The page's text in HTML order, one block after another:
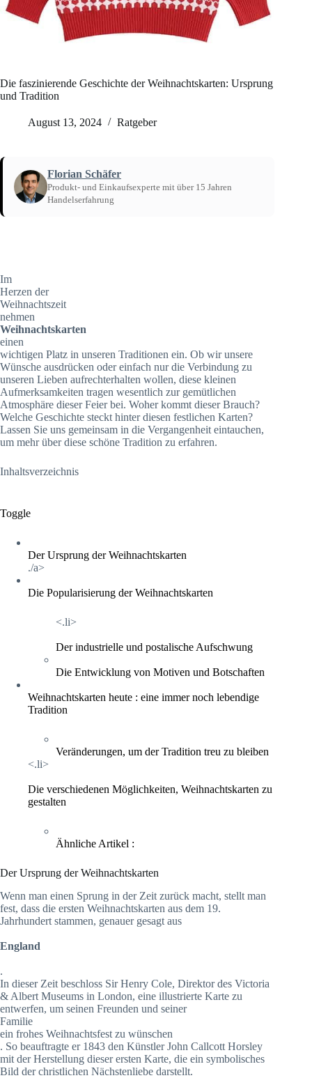
Die faszinierende Geschichte der Weihnachtskarten: Ursprung
und Tradition
August 13, 2024 Ratgeber
Florian Schäfer
Produkt- und Einkaufsexperte mit über 15 Jahren
Handelserfahrung
Im
Herzen der
Weihnachtszeit
nehmen
Weihnachtskarten
einen
wichtigen Platz in unseren Traditionen ein. Ob wir unsere
Wünsche ausdrücken oder einfach nur die Verbindung zu
unseren Lieben aufrechterhalten wollen, diese kleinen
Aufmerksamkeiten tragen wesentlich zur gemütlichen
Atmosphäre dieser Feier bei. Woher kommt dieser Brauch?
Welche Geschichte steckt hinter diesen festlichen Karten?
Lassen Sie uns gemeinsam in die Vergangenheit eintauchen,
um mehr über diese schöne Tradition zu erfahren.
Inhaltsverzeichnis
Toggle
Der Ursprung der Weihnachtskarten
./a>
Die Popularisierung der Weihnachtskarten
<.li>
Der industrielle und postalische Aufschwung
Die Entwicklung von Motiven und Botschaften
Weihnachtskarten heute : eine immer noch lebendige
Tradition
Veränderungen, um der Tradition treu zu bleiben
<.li>
Die verschiedenen Möglichkeiten, Weihnachtskarten zu
gestalten
Ähnliche Artikel :
Der Ursprung der Weihnachtskarten
Wenn man einen Sprung in der Zeit zurück macht, stellt man
fest, dass die ersten Weihnachtskarten aus dem 19.
Jahrhundert stammen, genauer gesagt aus
England
.
In dieser Zeit beschloss Sir Henry Cole, Direktor des Victoria
& Albert Museums in London, eine illustrierte Karte zu
entwerfen, um seinen Freunden und seiner
Familie
ein frohes Weihnachtsfest zu wünschen
. So beauftragte er 1843 den Künstler John Callcott Horsley
mit der Herstellung dieser ersten Karte, die ein symbolisches
Bild der christlichen Nächstenliebe darstellt.